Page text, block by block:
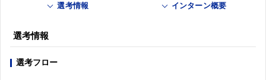
選考情報 インターン概要
選考情報
選考フロー